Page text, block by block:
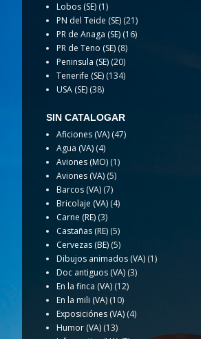
Lobos (SE) (1)
PN del Teide (SE) (21)
PR de Anaga (SE) (16)
PR de Teno (SE) (8)
Peninsula (SE) (20)
Tenerife (SE) (134)
USA (SE) (38)
SIN CATALOGAR
Aficiones (VA) (47)
Agua (VA) (4)
Aviones (MO) (1)
Aviones (VA) (5)
Barcos (VA) (7)
Bricolaje (VA) (4)
Carne (RE) (3)
Castañas (RE) (5)
Cervezas (BE) (5)
Dibujos animados (VA) (1)
Doc antiguos (VA) (3)
En la finca (VA) (12)
En la mili (VA) (10)
Exposiciónes (VA) (4)
Humor (VA) (13)